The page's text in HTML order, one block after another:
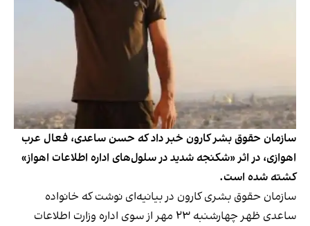
سازمان حقوق بشر کارون خبر داد که حسن ساعدی، فعال عرب
اهوازی، در اثر «شکنجه شدید در سلول‌های اداره اطلاعات اهواز»
کشته شده است.
سازمان حقوق بشری کارون در بیانیه‌ای نوشت که خانواده
ساعدی ظهر چهارشنبه ۲۳ مهر از سوی اداره وزارت اطلاعات